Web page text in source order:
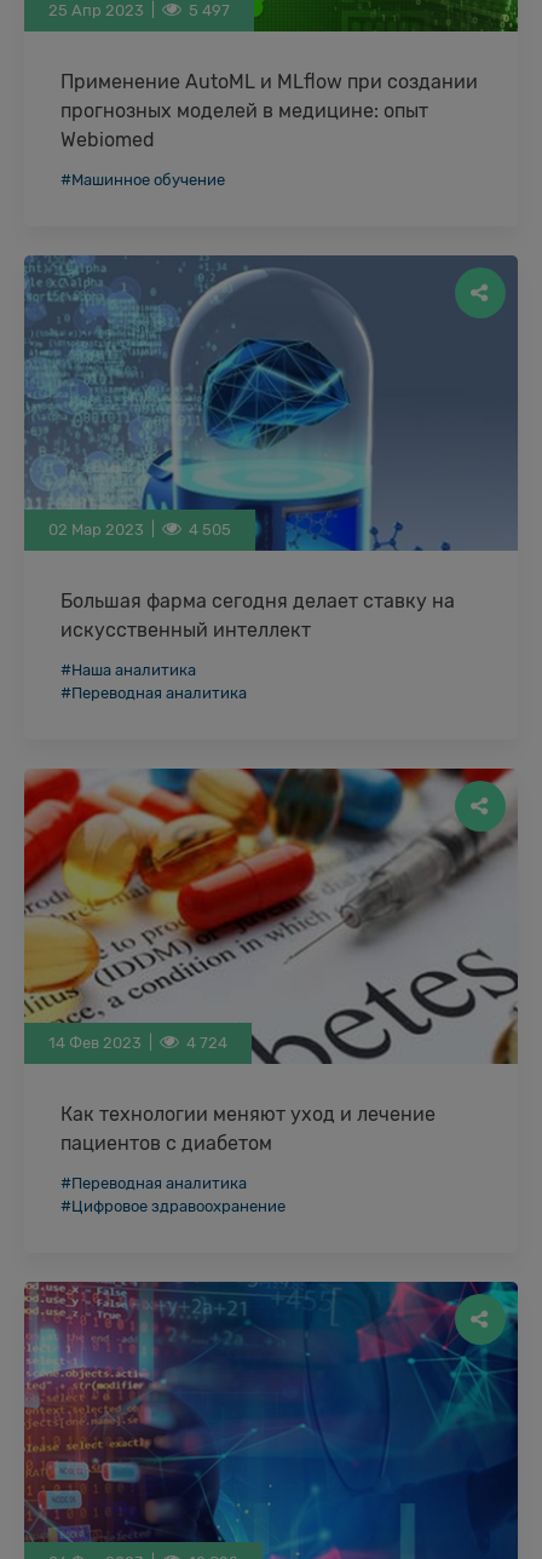
25 Апр 2023 | 5 497
Применение AutoML и MLflow при создании
прогнозных моделей в медицине: опыт
Webiomed
Стандартный жизненный цикл модели машинного
обучения представляет собой
мониторирования и, в …
#Машинное обучение
02 Мар 2023 | 4 505
Большая фарма сегодня делает ставку на
искусственный интеллект
под растущим давлением - затраты на
#Наша аналитика
#Переводная аналитика
14 Фев 2023 | 4 724
Как технологии меняют уход и лечение
пациентов с диабетом
дорогостоящих заболеваний. Например, в США
#Переводная аналитика
#Цифровое здравоохранение